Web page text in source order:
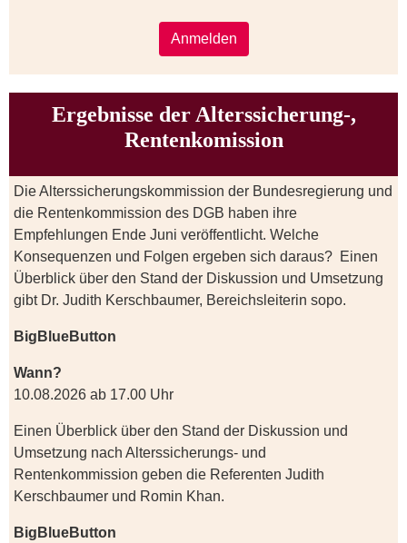
Anmelden
Ergebnisse der Alterssicherung-,
Rentenkomission
Die Alterssicherungskommission der Bundesregierung und
die Rentenkommission des DGB haben ihre
Empfehlungen Ende Juni veröffentlicht. Welche
Konsequenzen und Folgen ergeben sich daraus? Einen
Überblick über den Stand der Diskussion und Umsetzung
gibt Dr. Judith Kerschbaumer, Bereichsleiterin sopo.
BigBlueButton
Wann?
10.08.2026 ab 17.00 Uhr
Einen Überblick über den Stand der Diskussion und
Umsetzung nach Alterssicherungs- und
Rentenkommission geben die Referenten Judith
Kerschbaumer und Romin Khan.
BigBlueButton